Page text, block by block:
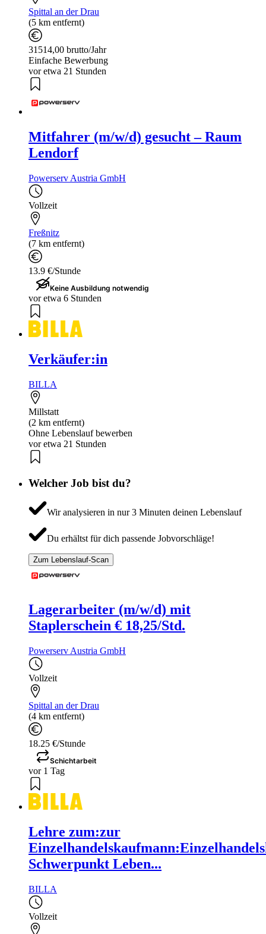
Spittal an der Drau
(5 km entfernt)
31514,00 brutto/Jahr
Einfache Bewerbung
vor etwa 21 Stunden
Mitfahrer (m/w/d) gesucht – Raum
Lendorf
Powerserv Austria GmbH
Vollzeit
Freßnitz
(7 km entfernt)
13.9 €/Stunde
Keine Ausbildung notwendig
vor etwa 6 Stunden
Verkäufer:in
BILLA
Millstatt
(2 km entfernt)
Ohne Lebenslauf bewerben
vor etwa 21 Stunden
Welcher Job bist du?
Wir analysieren in nur 3 Minuten deinen Lebenslauf
Du erhältst für dich passende Jobvorschläge!
Zum Lebenslauf-Scan
Lagerarbeiter (m/w/d) mit
Staplerschein € 18,25/Std.
Powerserv Austria GmbH
Vollzeit
Spittal an der Drau
(4 km entfernt)
18.25 €/Stunde
Schichtarbeit
vor 1 Tag
Lehre zum:zur
Schwerpunkt Leben...
BILLA
Vollzeit